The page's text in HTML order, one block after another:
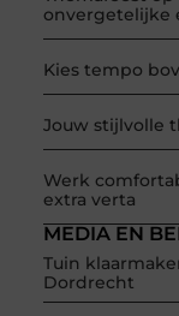
onvergetelijke
Kies tempo
Jouw stijlvolle
Werk
extra verta
MEDIA EN
Tuin
Dordrecht